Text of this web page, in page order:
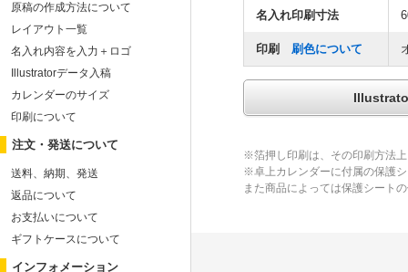
名入れ印刷寸法
印刷 刷色について
※箔押し印刷は、その印刷方法
※卓上カレンダーに付属の保護
また商品によっては保護シート
原稿の作成方法について
レイアウト一覧
名入れ内容を入力＋ロゴ
Illustratorデータ入稿
カレンダーのサイズ
印刷について
注文・発送について
送料、納期、発送
返品について
お支払いについて
ギフトケースについて
インフォメーション